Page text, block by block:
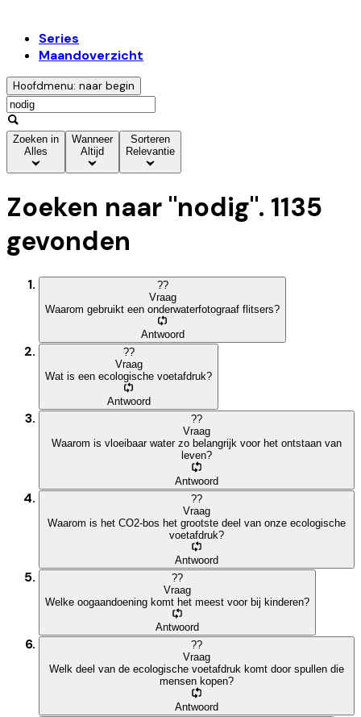
Series
Maandoverzicht
Hoofdmenu: naar begin
Zoeken in
Alles
Wanneer
Altijd
Sorteren
Relevantie
Zoeken naar "nodig". 1135
gevonden
??
Vraag
Waarom gebruikt een onderwaterfotograaf flitsers?
Antwoord
??
Vraag
Wat is een ecologische voetafdruk?
Antwoord
??
Vraag
Waarom is vloeibaar water zo belangrijk voor het ontstaan van
leven?
Antwoord
??
Vraag
Waarom is het CO2-bos het grootste deel van onze ecologische
voetafdruk?
Antwoord
??
Vraag
Welke oogaandoening komt het meest voor bij kinderen?
Antwoord
??
Vraag
Welk deel van de ecologische voetafdruk komt door spullen die
mensen kopen?
Antwoord